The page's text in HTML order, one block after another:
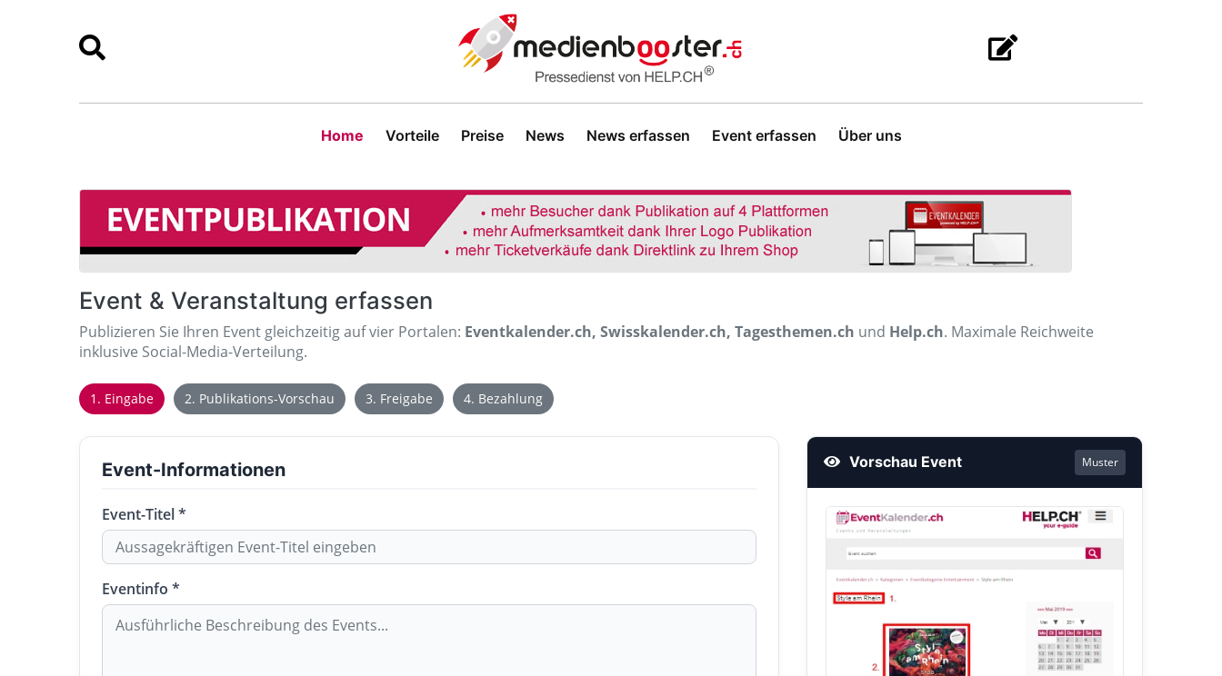
Home Vorteile Preise News News erfassen Event erfassen Über uns
Event & Veranstaltung erfassen
Publizieren Sie Ihren Event gleichzeitig auf vier Portalen: Eventkalender.ch, Swisskalender.ch, Tagesthemen.ch und Help.ch. Maximale Reichweite
inklusive Social-Media-Verteilung.
1. Eingabe 2. Publikations-Vorschau 3. Freigabe 4. Bezahlung
Event-Informationen
Event-Titel *
Eventinfo *
Vorschau Event Muster